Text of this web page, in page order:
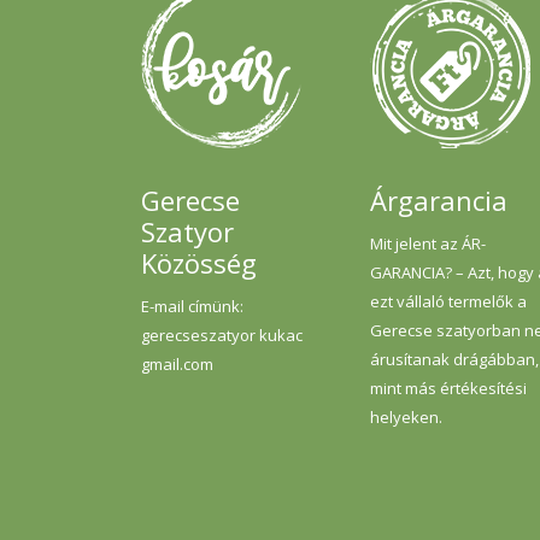
gazdálkodásból származnak.
100g termék átlagos tápértéke:
Energia 1597 kJ/ 383 kcal Zsír
23,2g melyből telített zsírsav
4,4g Szénhidrát 34,9g melyből
cukrok 15,2g Rost 3,1g Fehérje
6,8g Só 0,3g Fogyaszd olyan
szeretettel, ahogyan mi
Gerecse
Szatyor
Közösség
E-mail címünk:
gerecseszatyor kukac
gmail.com
Árgarancia
Mit jelent az ÁR-
GARANCIA? – Azt, hogy
ezt vállaló termelők a
Gerecse szatyorban
árusítanak drágábban,
mint más értékesítési
helyeken.